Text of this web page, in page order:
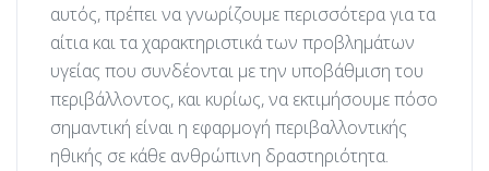
αυτός, πρέπει να γνωρίζουμε περισσότερα για τα
αίτια και τα χαρακτηριστικά των προβλημάτων
υγείας που συνδέονται με την υποβάθμιση του
περιβάλλοντος, και κυρίως, να εκτιμήσουμε πόσο
σημαντική είναι η εφαρμογή περιβαλλοντικής
ηθικής σε κάθε ανθρώπινη δραστηριότητα.